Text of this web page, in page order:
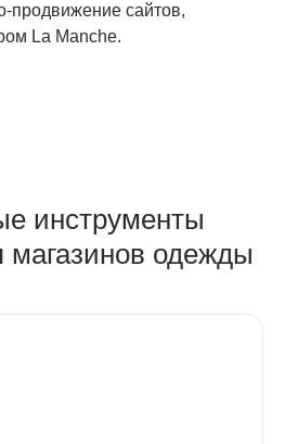
продвижение сайтов,
La Manche.
инструменты
магазинов одежды